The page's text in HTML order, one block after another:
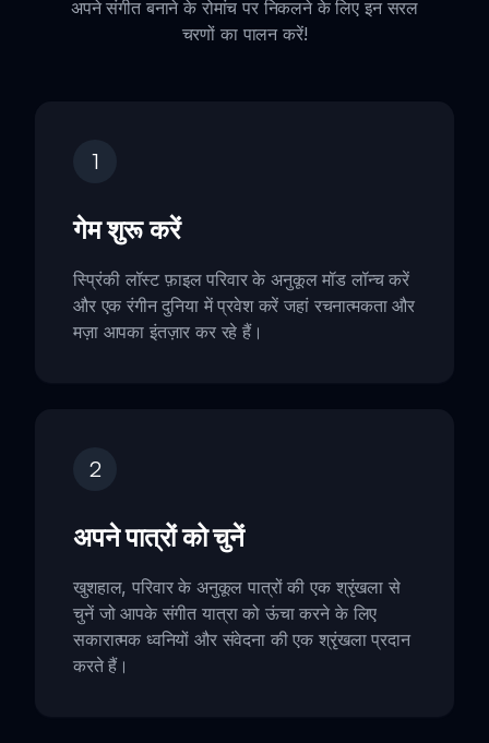
अपने संगीत बनाने के रोमांच पर निकलने के लिए इन सरल
चरणों का पालन करें!
1
गेम शुरू करें
स्प्रिंकी लॉस्ट फ़ाइल परिवार के अनुकूल मॉड लॉन्च करें
और एक रंगीन दुनिया में प्रवेश करें जहां रचनात्मकता और
मज़ा आपका इंतज़ार कर रहे हैं।
2
अपने पात्रों को चुनें
खुशहाल, परिवार के अनुकूल पात्रों की एक श्रृंखला से
चुनें जो आपके संगीत यात्रा को ऊंचा करने के लिए
सकारात्मक ध्वनियों और संवेदना की एक श्रृंखला प्रदान
करते हैं।